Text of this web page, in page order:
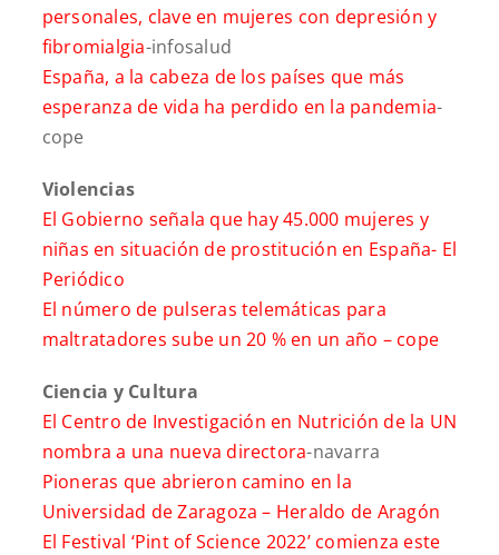
personales, clave en mujeres con depresión y
fibromialgia-infosalud
España, a la cabeza de los países que más
esperanza de vida ha perdido en la pandemia-
cope
Violencias
El Gobierno señala que hay 45.000 mujeres y
niñas en situación de prostitución en España- El
Periódico
El número de pulseras telemáticas para
maltratadores sube un 20 % en un año – cope
Ciencia y Cultura
El Centro de Investigación en Nutrición de la UN
nombra a una nueva directora-navarra
Pioneras que abrieron camino en la
Universidad de Zaragoza – Heraldo de Aragón
El Festival ‘Pint of Science 2022’ comienza este